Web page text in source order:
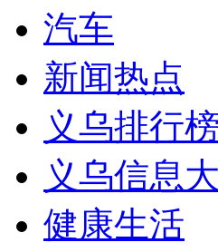
汽车
新闻热点
义乌排行榜
义乌信息
健康生活